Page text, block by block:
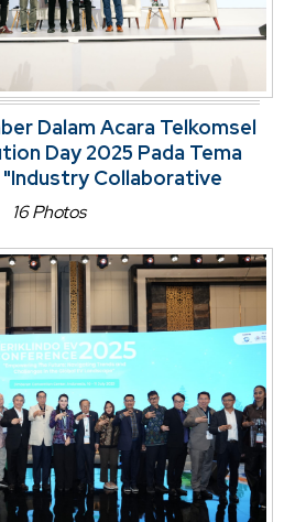
Dalam Acara Telkomsel
Day 2025 Pada Tema
"Industry Collaborative
16 Photos